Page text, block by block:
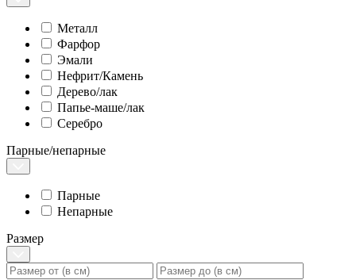
Металл
Фарфор
Эмали
Нефрит/Камень
Дерево/лак
Папье-маше/лак
Серебро
Парные/непарные
Парные
Непарные
Размер